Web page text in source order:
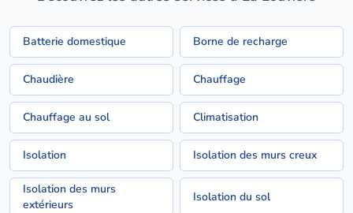
Batterie domestique Borne de recharge
Chaudière Chauffage
Chauffage au sol Climatisation
Isolation Isolation des murs creux
Isolation des murs
extérieurs
Isolation du sol